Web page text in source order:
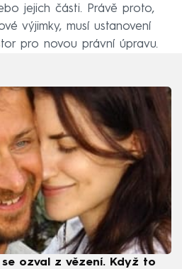
jejich části. Právě proto,
výjimky, musí ustanovení
pro novou právní úpravu.
se ozval z vězení. Když to